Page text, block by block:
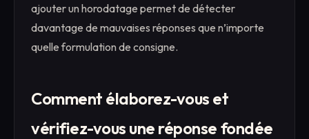
ajouter un horodatage permet de détecter
davantage de mauvaises réponses que n’importe
quelle formulation de consigne.
Comment élaborez-vous et
vérifiez-vous une réponse fondée